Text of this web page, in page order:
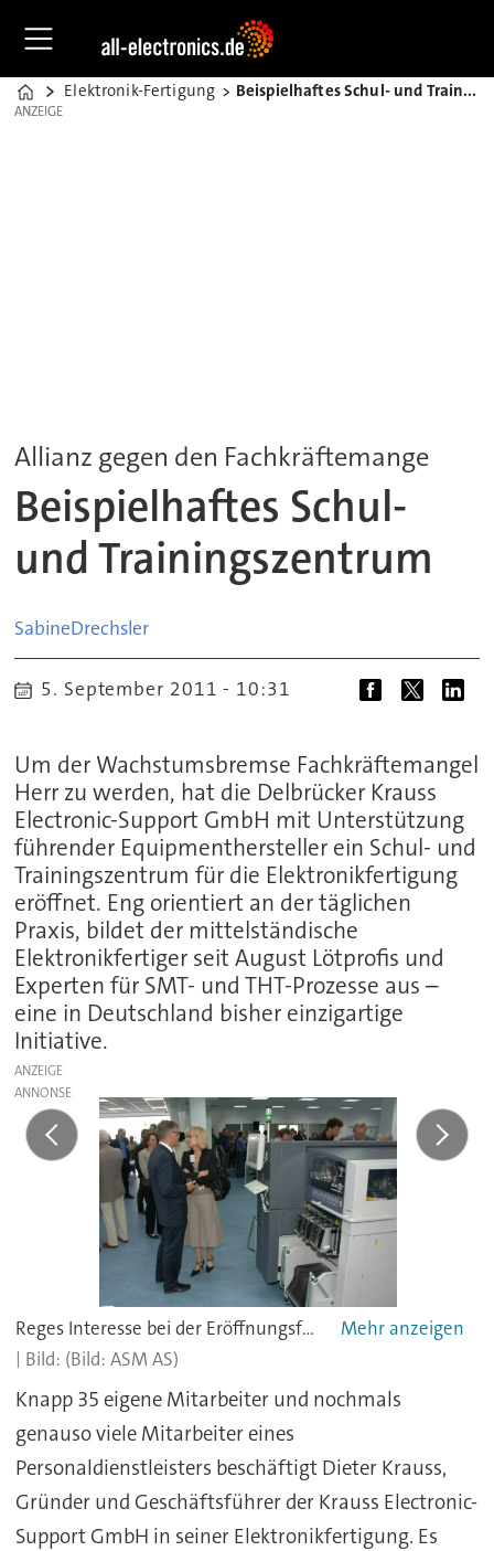
Home
Elektronik-Fertigung Beispielhaftes Schul- und Trainingszentrum
ANZEIGE
ANZEIGE
Allianz gegen den Fachkräftemange
Beispielhaftes Schul-
und Trainingszentrum
SabineDrechsler
5. September 2011 - 10:31
Um der Wachstumsbremse Fachkräftemangel
Herr zu werden, hat die Delbrücker Krauss
Electronic-Support GmbH mit Unterstützung
führender Equipmenthersteller ein Schul- und
Trainingszentrum für die Elektronikfertigung
eröffnet. Eng orientiert an der täglichen
Praxis, bildet der mittelständische
Elektronikfertiger seit August Lötprofis und
Experten für SMT- und THT-Prozesse aus –
eine in Deutschland bisher einzigartige
Initiative.
ANZEIGE
Reges Interesse bei der Eröffnungsfeier: Elektronikfertiger buchten bereits während der Feierlichkeiten Kurse und Weiterbildungen für ihre Mitarbeiter.
(Bild: ASM AS)
Knapp 35 eigene Mitarbeiter und nochmals
genauso viele Mitarbeiter eines
Personaldienstleisters beschäftigt Dieter Krauss,
Gründer und Geschäftsführer der Krauss Electronic-
Support GmbH in seiner Elektronikfertigung. Es